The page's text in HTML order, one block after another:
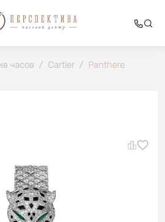
часов / Cartier / Panthere